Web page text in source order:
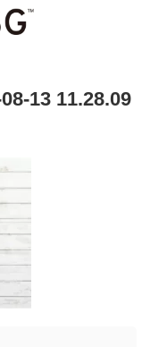
13 11.28.09